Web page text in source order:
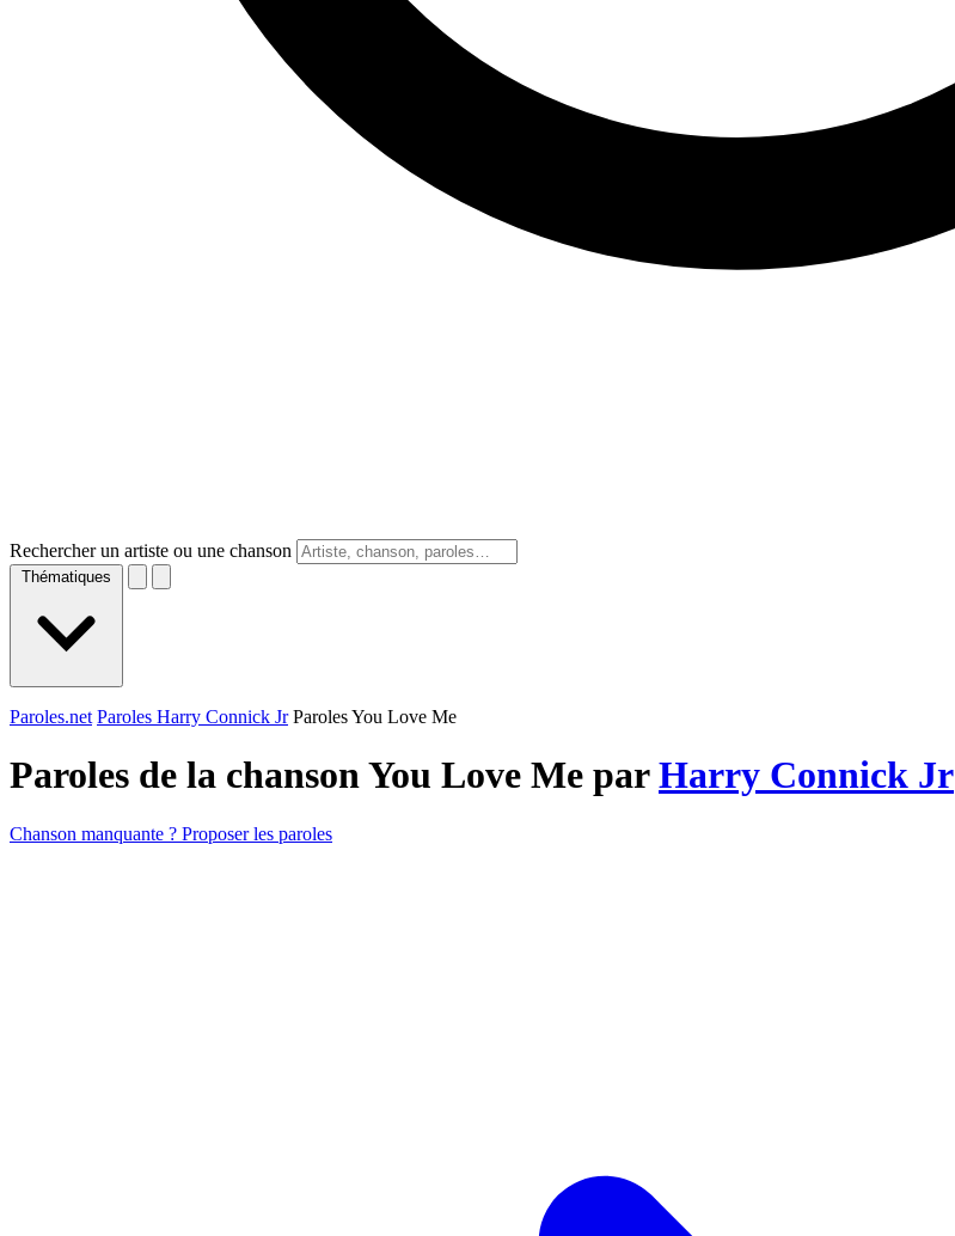
Rechercher un artiste ou une chanson
Thématiques
Paroles.net Paroles Harry Connick Jr Paroles You Love Me
Paroles de la chanson You Love Me parHarry Connick Jr
Chanson manquante ? Proposer les paroles